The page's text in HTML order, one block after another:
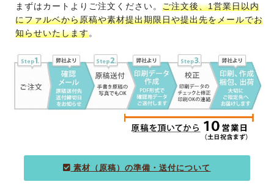
まずはカートよりご注文ください。 ご注文後、1営業日以内
にファルベから原稿や素材提出期限日や提出先をメールでお
知らせいたします。
素材（原稿）の準備・送付について